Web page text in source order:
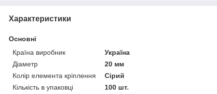
Характеристики
Основні
Країна виробник
Україна
Діаметр
20 мм
Колір елемента кріплення
Сірий
Кількість в упаковці
100 шт.